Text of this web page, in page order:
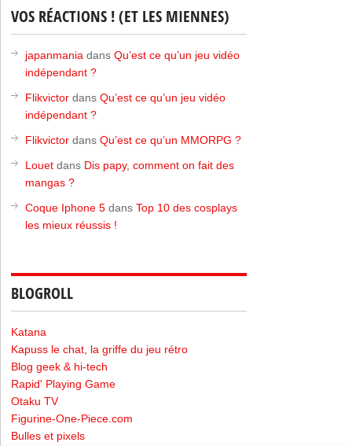
VOS RÉACTIONS ! (ET LES MIENNES)
japanmania dansQu’est ce qu’un jeu vidéo
indépendant ?
Flikvictor dansQu’est ce qu’un jeu vidéo
indépendant ?
Flikvictor dansQu’est ce qu’un MMORPG ?
Louet dans Dis papy, comment on fait des
mangas ?
Coque Iphone 5 dansTop 10 des cosplays
les mieux réussis !
BLOGROLL
Katana
Kapuss le chat, la griffe du jeu rétro
Blog geek & hi-tech
Rapid' Playing Game
Otaku TV
Figurine-One-Piece.com
Bulles et pixels